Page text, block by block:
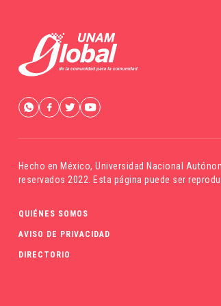
Hecho en México,Universidad Nacional
reservados 2022. Esta página puede ser
QUIÉNES SOMOS
AVISO DE PRIVACIDAD
DIRECTORIO